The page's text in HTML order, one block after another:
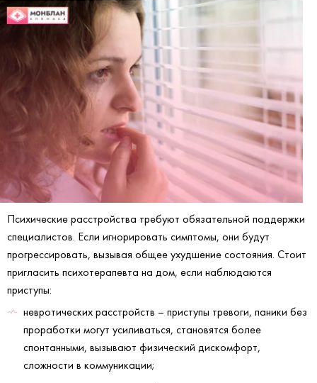
Психические расстройства требуют обязательной поддержки
специалистов. Если игнорировать симптомы, они будут
прогрессировать, вызывая общее ухудшение состояния. Стоит
пригласить психотерапевта на дом, если наблюдаются
приступы:
невротических расстройств – приступы тревоги, паники без
проработки могут усиливаться, становятся более
спонтанными, вызывают физический дискомфорт,
сложности в коммуникации;